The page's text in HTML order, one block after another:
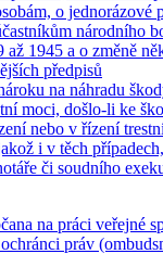
o jednorázové
národního
až 1945 a o změně
předpisů
na náhradu
moci, došlo-li ke
nebo v řízení
i v těch
či soudního
na práci veřejné
práv